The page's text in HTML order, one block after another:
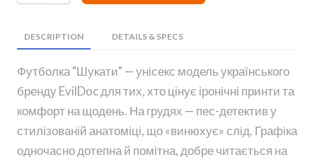
DESCRIPTION DETAILS & SPECS
Футболка "Шукати" — унісекс модель українського
бренду EvilDoc для тих, хто цінує іронічні принти та
комфорт на щодень. На грудях — пес-детектив у
стилізованій анатоміці, що «винюхує» слід. Графіка
одночасно дотепна й помітна, добре читається на